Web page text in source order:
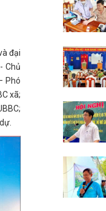
đại
Chủ
Phó
xã;